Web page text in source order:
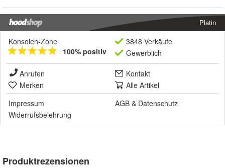
Platin
Konsolen-Zone
100% positiv
3848 Verkäufe
Gewerblich
Anrufen
Kontakt
Merken
Alle Artikel
Impressum
AGB & Datenschutz
Widerrufsbelehrung
Produktrezensionen